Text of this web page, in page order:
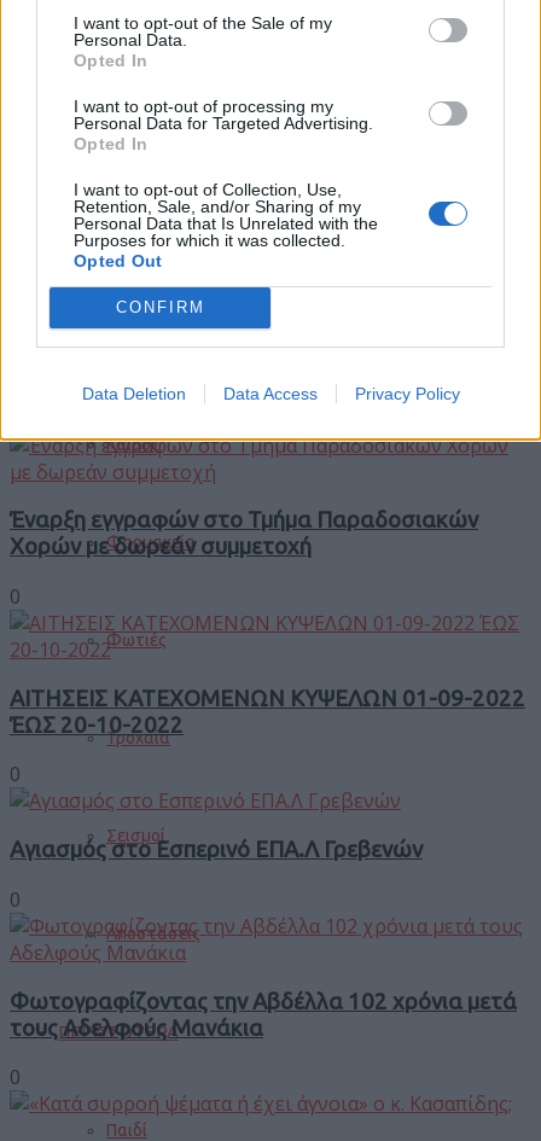
I want to opt-out of the Sale of my
Personal Data.
Opted In
I want to opt-out of processing my
Personal Data for Targeted Advertising.
Opted In
I want to opt-out of Collection, Use,
Retention, Sale, and/or Sharing of my
Personal Data that Is Unrelated with the
Purposes for which it was collected.
Opted Out
CONFIRM
Data Deletion Data Access Privacy Policy
Δρομολόγια
Εορτολόγιο
Αγγελίες
Κηδείες
Καιρός
Φαρμακεία
Φωτιές
Τροχαία
Σεισμοί
Αποστάσεις
ΠΕΡΙΣΣΟΤΕΡΑ
Παιδί
4 Αυγούστου 2026
Περιφέρεια Δυτικής Μακεδονίας: Εντάχθηκε το
έργο της αποκατάστασης των υποδομών
Καστοριάς
5 Αυγούστου 2026
ΑΝΑΚΟΙΝΩΣΗ ΔΙΑΚΟΠΗΣ ΗΛΕΚΤΡΙΚΟΥ
Έναρξη εγγραφών στο Τμήμα Παραδοσιακών
Χορών με δωρεάν συμμετοχή
0
ΑΙΤΗΣΕΙΣ ΚΑΤΕΧΟΜΕΝΩΝ ΚΥΨΕΛΩΝ 01-09-2022
ΈΩΣ 20-10-2022
0
Αγιασμός στο Εσπερινό ΕΠΑ.Λ Γρεβενών
0
Φωτογραφίζοντας την Αβδέλλα 102 χρόνια μετά
τους Αδελφούς Μανάκια
0